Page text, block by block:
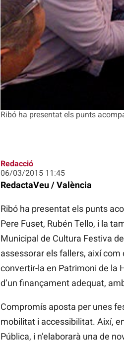
Ribó ha presentat els punts
Redacció
06/03/2015 11:45
RedactaVeu / València
Ribó ha presentat els punts
Pere Fuset, Rubén Tello, i la
Municipal de Cultura Festiva
assessorar els fallers, així
convertir-la en Patrimoni de la
d’un finançament adequat,
Compromís aposta per unes
mobilitat i accessibilitat. Així,
Pública, i n’elaborarà una de